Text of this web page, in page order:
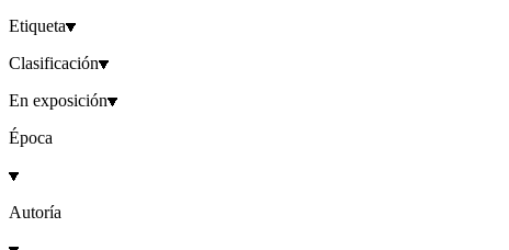
Etiqueta
Clasificación
En exposición
Época
Autoría